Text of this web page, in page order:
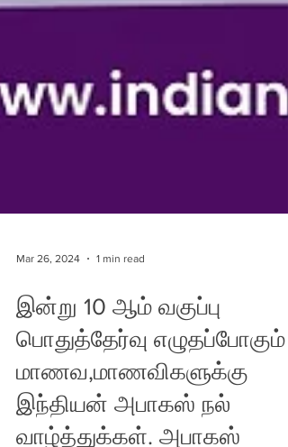
இன்று 10 ஆம் வகுப்பு
பொதுத்தேர்வு எழுதப்போகும்
மாணவ,மாணவிகளுக்கு
இந்தியன் அபாகஸ் நல்